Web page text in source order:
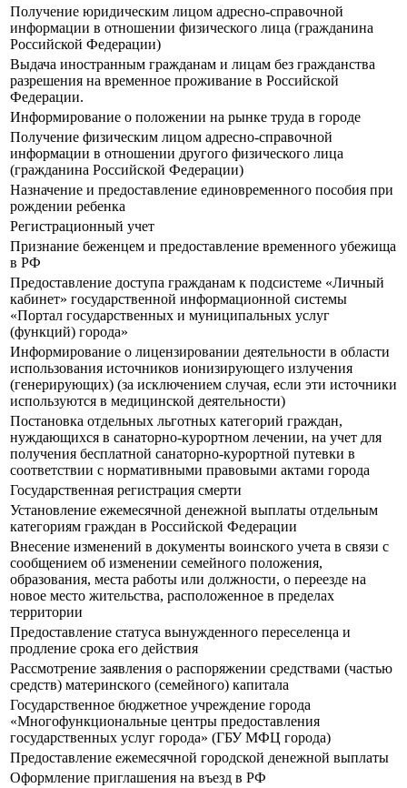
Получение юридическим лицом адресно-справочной
информации в отношении физического лица (гражданина
Российской Федерации)
Выдача иностранным гражданам и лицам без гражданства
разрешения на временное проживание в Российской
Федерации.
Информирование о положении на рынке труда в городе
Получение физическим лицом адресно-справочной
информации в отношении другого физического лица
(гражданина Российской Федерации)
Назначение и предоставление единовременного пособия при
рождении ребенка
Регистрационный учет
Признание беженцем и предоставление временного убежища
в РФ
Предоставление доступа гражданам к подсистеме «Личный
кабинет» государственной информационной системы
«Портал государственных и муниципальных услуг
(функций) города»
Информирование о лицензировании деятельности в области
использования источников ионизирующего излучения
(генерирующих) (за исключением случая, если эти источники
используются в медицинской деятельности)
Постановка отдельных льготных категорий граждан,
нуждающихся в санаторно-курортном лечении, на учет для
получения бесплатной санаторно-курортной путевки в
соответствии с нормативными правовыми актами города
Государственная регистрация смерти
Установление ежемесячной денежной выплаты отдельным
категориям граждан в Российской Федерации
Внесение изменений в документы воинского учета в связи с
сообщением об изменении семейного положения,
образования, места работы или должности, о переезде на
новое место жительства, расположенное в пределах
территории
Предоставление статуса вынужденного переселенца и
продление срока его действия
Рассмотрение заявления о распоряжении средствами (частью
средств) материнского (семейного) капитала
Государственное бюджетное учреждение города
«Многофункциональные центры предоставления
государственных услуг города» (ГБУ МФЦ города)
Предоставление ежемесячной городской денежной выплаты
Оформление приглашения на въезд в РФ